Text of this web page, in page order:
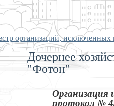
организаций,
Дочернее
"Фотон"
Организация
протокол №